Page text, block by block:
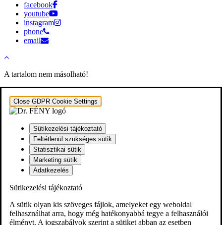
facebook
youtube
instagram
phone
email
A tartalom nem másolható!
Close GDPR Cookie Settings
Sütikezelési tájékoztató
Feltétlenül szükséges sütik
Statisztikai sütik
Marketing sütik
Adatkezelés
Sütikezelési tájékoztató
A sütik olyan kis szöveges fájlok, amelyeket egy weboldal
felhasználhat arra, hogy még hatékonyabbá tegye a felhasználói
élményt. A jogszabályok szerint a sütiket abban az esetben